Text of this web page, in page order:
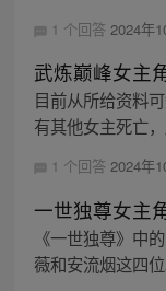
1 个回答 2024年
武炼巅峰女主
目前从所给资料
有其他女主死亡
1 个回答 2024年
一世独尊女主
《一世独尊》中
薇和安流烟这四位